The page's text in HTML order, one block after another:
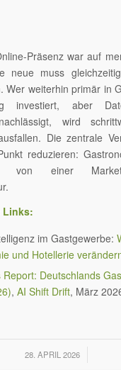
Präsenz war auf
neue muss
Wer weiterhin primär in
investiert, aber
wird
Die zentrale
reduzieren:
von einer
Links:
im Gastgewerbe:
und Hotellerie
Report: Deutschlands
, AI Shift Drift, März
28. APRIL 2026
/